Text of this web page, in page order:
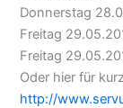
Donnerstag
Freitag
Freitag
Oder hier für
http://